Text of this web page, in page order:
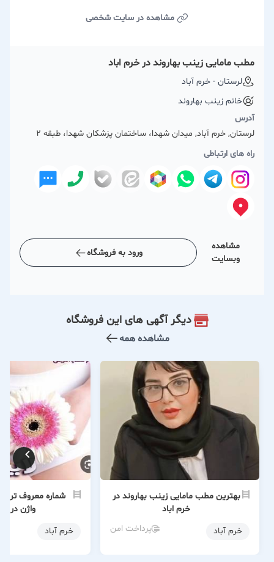
مشاهده در سایت شخصی
مطب مامایی زینب بهاروند در خرم اباد
لرستان - خرم آباد
خانم زینب بهاروند
آدرس
لرستان, خرم آباد, میدان شهدا، ساختمان پزشکان شهدا، طبقه ۲
راه های ارتباطی
مشاهده
وبسایت
ورود به فروشگاه
دیگر آگهی های این فروشگاه
مشاهده همه
بهترین مطب مامایی زینب بهاروند در
خرم اباد
خرم آباد
پرداخت امن
شماره معروف
واژن در
خرم آباد